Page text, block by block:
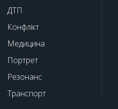
ДТП
Конфлікт
Медицина
Портрет
Резонанс
Транспорт